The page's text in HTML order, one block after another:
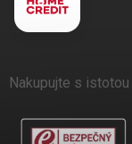
Nakupujte s istotou